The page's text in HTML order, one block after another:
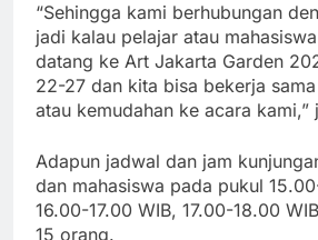
“Sehingga kami berhubungan
jadi kalau pelajar atau
datang ke Art Jakarta Garden
22-27 dan kita bisa bekerja
atau kemudahan ke acara kami,”
Adapun jadwal dan jam
dan mahasiswa pada pukul
16.00-17.00 WIB, 17.00-18.00
15 orang.